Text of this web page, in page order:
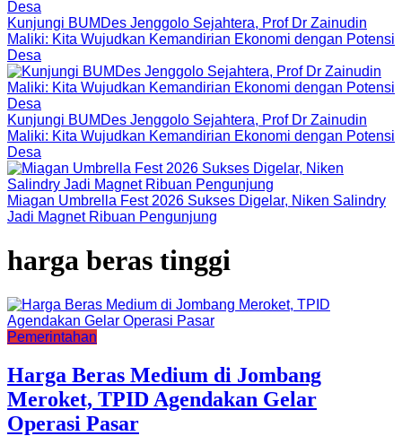
Kunjungi BUMDes Jenggolo Sejahtera, Prof Dr Zainudin
Maliki: Kita Wujudkan Kemandirian Ekonomi dengan Potensi
Desa
Kunjungi BUMDes Jenggolo Sejahtera, Prof Dr Zainudin
Maliki: Kita Wujudkan Kemandirian Ekonomi dengan Potensi
Desa
Miagan Umbrella Fest 2026 Sukses Digelar, Niken Salindry
Jadi Magnet Ribuan Pengunjung
harga beras tinggi
Pemerintahan
Harga Beras Medium di Jombang
Meroket, TPID Agendakan Gelar
Operasi Pasar